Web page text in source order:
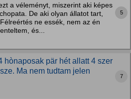
a véleményt, miszerint aki képes
De aki olyan állatot tart,
ne essék, nem az én
és...
5
hònaposak pär hét allatt 4 szer
Ma nem tudtam jelen
7